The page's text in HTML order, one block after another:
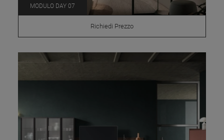
MODULO DAY 07
Richiedi Prezzo